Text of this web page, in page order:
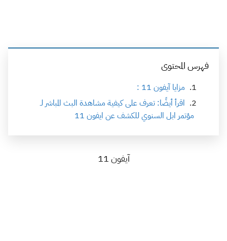
فهرس المحتوى
مزايا آيفون 11 :
اقرأ أيضًا: تعرف على كيفية مشاهدة البث المباشر لـ
مؤتمر ابل السنوي للكشف عن ايفون 11
آيفون 11